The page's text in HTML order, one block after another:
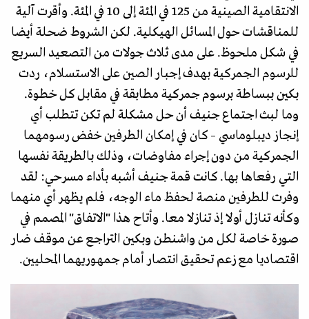
الانتقامية الصينية من 125 في المئة إلى 10 في المئة. وأقرت آلية
للمناقشات حول المسائل الهيكلية. لكن الشروط ضحلة أيضا
في شكل ملحوظ. على مدى ثلاث جولات من التصعيد السريع
للرسوم الجمركية بهدف إجبار الصين على الاستسلام، ردت
بكين ببساطة برسوم جمركية مطابقة في مقابل كل خطوة.
وما لبث اجتماع جنيف أن حل مشكلة لم تكن تتطلب أي
إنجاز ديبلوماسي – كان في إمكان الطرفين خفض رسومهما
الجمركية من دون إجراء مفاوضات، وذلك بالطريقة نفسها
التي رفعاها بها. كانت قمة جنيف أشبه بأداء مسرحي: لقد
وفرت للطرفين منصة لحفظ ماء الوجه، فلم يظهر أي منهما
وكأنه تنازل أولا إذ تنازلا معا. وأتاح هذا "الاتفاق" المصمم في
صورة خاصة لكل من واشنطن وبكين التراجع عن موقف ضار
اقتصاديا مع زعم تحقيق انتصار أمام جمهوريهما المحليين.